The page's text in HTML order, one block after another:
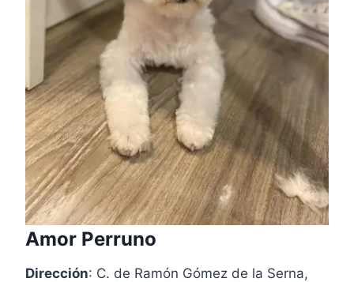
Amor Perruno
Dirección: C. de Ramón Gómez de la Serna,